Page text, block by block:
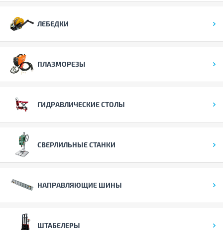
ЛЕБЕДКИ
ПЛАЗМОРЕЗЫ
ГИДРАВЛИЧЕСКИЕ СТОЛЫ
СВЕРЛИЛЬНЫЕ СТАНКИ
НАПРАВЛЯЮЩИЕ ШИНЫ
ШТАБЕЛЕРЫ